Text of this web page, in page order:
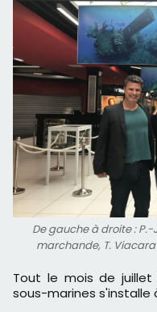
De gauche à droite :
marchande, T.
Tout le mois de juillet une exposition sur les épaves
sous-marines s'installe